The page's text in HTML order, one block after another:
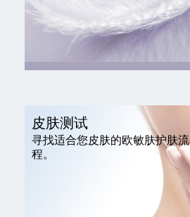
皮肤测试
寻找适合您皮肤的欧敏肤护肤流
程。